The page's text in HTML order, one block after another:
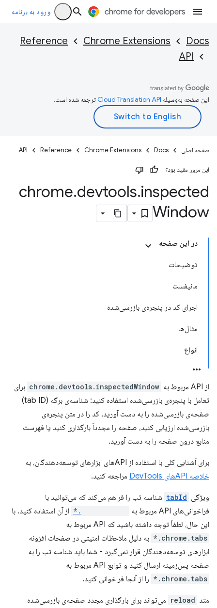
ورود به برنامه
Docs
Chrome Extensions
Reference
API
این صفحه به‌وسیله ترجمه شده است.
صفحه اصلی Docs
Chrome Extensions
Reference
API
این مرور مفید بود؟
chrome.devtools.inspected
Window
در این صفحه
توضیحات
مانیفست
اجرای کد در پنجره‌ی بازرسی‌شده
مثال‌ها
انواع
از API مربوط به chrome.devtools.inspectedWindow برای
تعامل با پنجره‌ی بازرسی‌شده استفاده کنید: شناسه‌ی برگه (tab ID)
صفحه‌ی بازرسی‌شده را به دست آورید، کد را در متن پنجره‌ی
بازرسی‌شده ارزیابی کنید، صفحه را مجدداً بارگذاری کنید یا فهرست
منابع درون صفحه را به دست آورید.
برای آشنایی کلی با استفاده از APIهای ابزارهای توسعه‌دهندگان، به
خلاصه APIهای DevTools
مراجعه کنید.
ویژگی tabId شناسه تب را فراهم می‌کند که می‌توانید با
فراخوانی‌های API مربوط به
از آن استفاده کنید. با
این حال، لطفاً توجه داشته باشید که API مربوط به
chrome.tabs.*
به دلیل ملاحظات امنیتی در صفحات افزونه
ابزارهای توسعه‌دهندگان قرار نمی‌گیرد - شما باید شناسه تب را به
صفحه پس‌زمینه ارسال کنید و توابع API مربوط به
chrome.tabs.* را از آنجا فراخوانی کنید.
متد reload می‌تواند برای بارگذاری مجدد صفحه‌ی بازرسی‌شده